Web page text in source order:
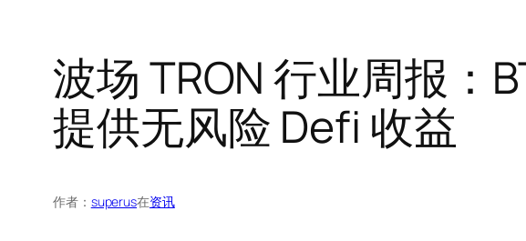
波场 TRON 行业周报：
提供无风险 Defi 收益
作者： superus在资讯